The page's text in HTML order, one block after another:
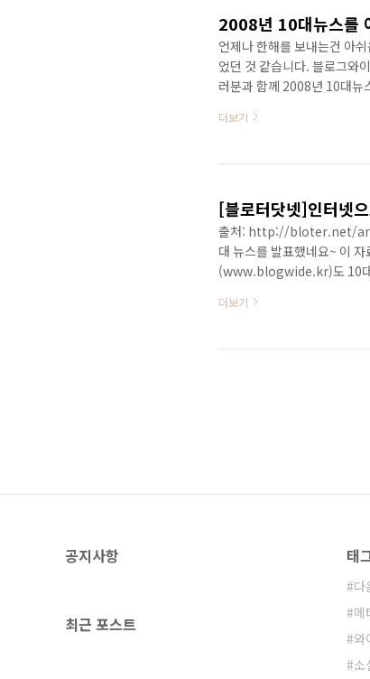
2008년 10대뉴스를
언제나 한해를 보내는건 아
었던 것 같습니다. 블로그
러분과 함께 2008년 10대뉴
스포츠... 어떠한 분야라도 상
분의 많은 의견 기다리고 있
더보기
[블로터닷넷]인터넷
출처: http://bloter.net/
대 뉴스를 발표했네요~ 이
(www.blogwide.kr)도 10대
가 ‘올해의 이슈’다. 한 해를
어’나 ‘10대 뉴스’란 이름으
더보기
공지사항
최근 포스트
태
다
메
와
소